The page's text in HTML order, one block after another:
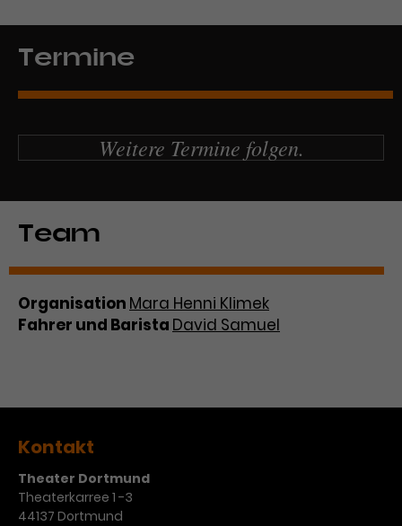
personalisierter Werbung und
Werbekampagnen über
Termine
Weitere Termine folgen.
Team
Organisation Mara Henni Klimek
Fahrer und Barista David Samuel
Kontakt
Theater Dortmund
Theaterkarree 1 -3
44137 Dortmund